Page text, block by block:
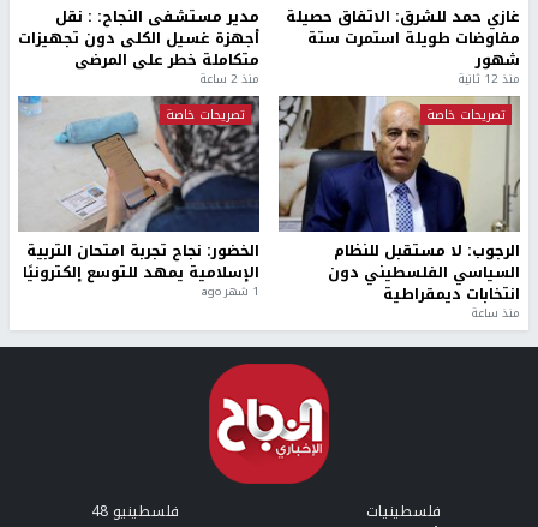
غازي حمد للشرق: الاتفاق حصيلة
مفاوضات طويلة استمرت ستة
شهور
منذ 12 ثانية
مدير مستشفى النجاح: : نقل
أجهزة غسيل الكلى دون تجهيزات
متكاملة خطر على المرضى
منذ 2 ساعة
تصريحات خاصة
الرجوب: لا مستقبل للنظام
السياسي الفلسطيني دون
انتخابات ديمقراطية
منذ ساعة
تصريحات خاصة
الخضور: نجاح تجربة امتحان التربية
الإسلامية يمهد للتوسع إلكترونيًا
1 شهر ago
فلسطينيات فلسطينيو 48